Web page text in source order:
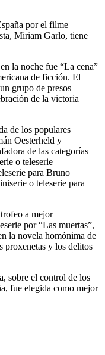
por el filme
Miriam Garlo, tiene
la noche fue “La cena”
de ficción. El
grupo de presos
de la victoria
de los populares
Oesterheld y
de las categorías
o teleserie
para Bruno
o teleserie para
a mejor
por “Las muertas”,
la novela homónima de
proxenetas y los delitos
sobre el control de los
fue elegida como mejor